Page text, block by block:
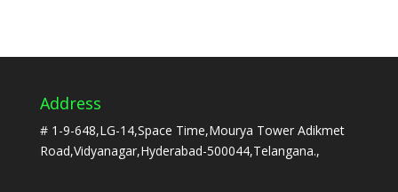
Address
# 1-9-648,LG-14,Space Time,Mourya Tower Adikmet
Road,Vidyanagar,Hyderabad-500044,Telangana.,